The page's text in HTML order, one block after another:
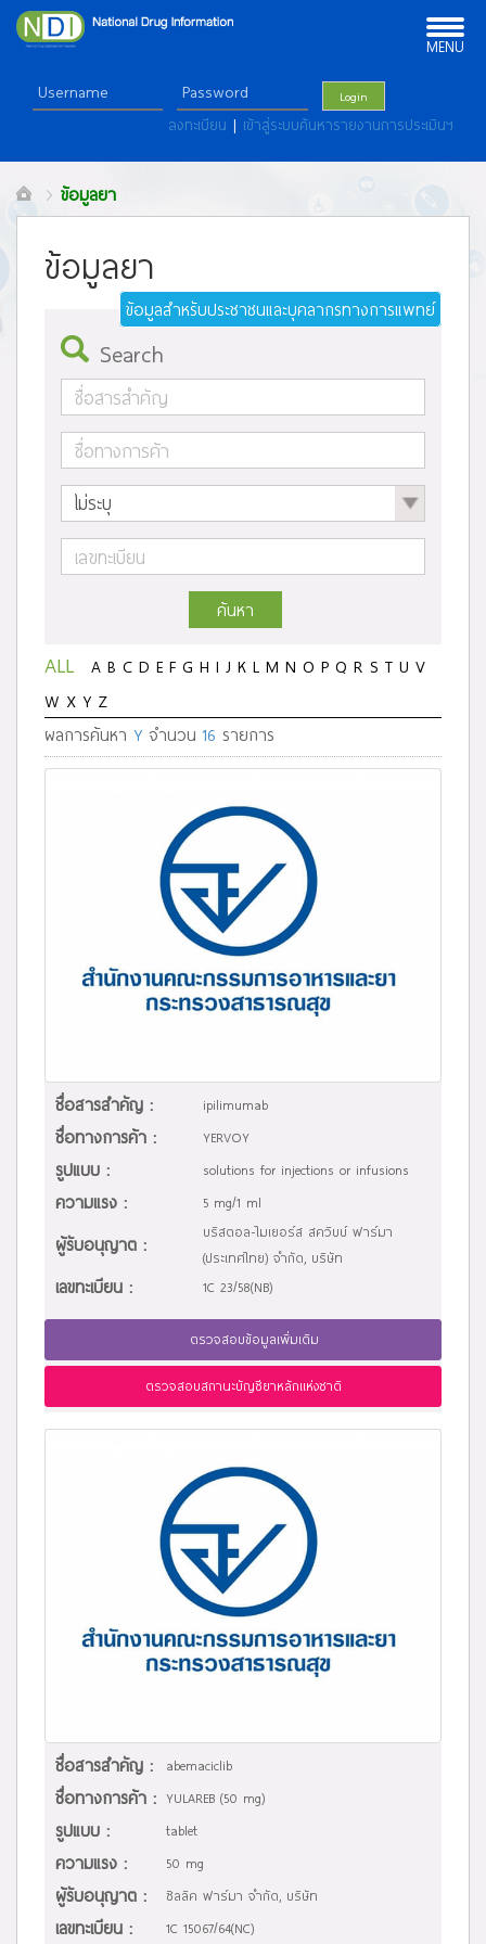
Toggle
navigation
MENU
Login
ลงทะเบียน | เข้าสู่ระบบค้นหารายงานการประเมินฯ
ข้อมูลยา
ข้อมูลยา
ข้อมูลสำหรับประชาชนและบุคลากรทางการแพทย์
Search
ค้นหา
ALL A B C D E F G H I J K L M N O P Q R S T U V
W X Y Z
ผลการค้นหา Y จำนวน16 รายการ
ชื่อสารสำคัญ : ipilimumab
ชื่อทางการค้า : YERVOY
รูปแบบ : solutions for injections or infusions
ความแรง : 5 mg/1 ml
ผู้รับอนุญาต :
บริสตอล-ไมเยอร์ส สควิบบ์ ฟาร์มา
(ประเทศไทย) จำกัด, บริษัท
เลขทะเบียน : 1C 23/58(NB)
ตรวจสอบข้อมูลเพิ่มเติม
ตรวจสอบสถานะบัญชียาหลักแห่งชาติ
ชื่อสารสำคัญ : abemaciclib
ชื่อทางการค้า : YULAREB (50 mg)
รูปแบบ : tablet
ความแรง : 50 mg
ผู้รับอนุญาต : ซิลลิค ฟาร์มา จำกัด, บริษัท
เลขทะเบียน : 1C 15067/64(NC)